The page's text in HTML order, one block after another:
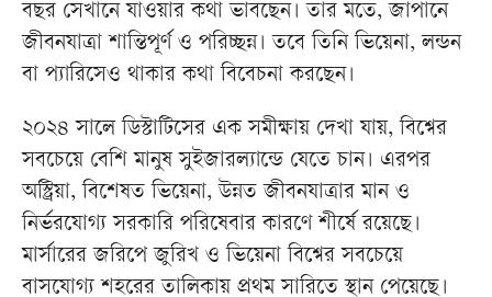
বছর সেখানে যাওয়ার কথা ভাবছেন। তার মতে, জাপানে
জীবনযাত্রা শান্তিপূর্ণ ও পরিচ্ছন্ন। তবে তিনি ভিয়েনা, লন্ডন
বা প্যারিসেও থাকার কথা বিবেচনা করছেন।
২০২৪ সালে ডিস্টাটিসের এক সমীক্ষায় দেখা যায়, বিশ্বের
সবচেয়ে বেশি মানুষ সুইজারল্যান্ডে যেতে চান। এরপর
অস্ট্রিয়া, বিশেষত ভিয়েনা, উন্নত জীবনযাত্রার মান ও
নির্ভরযোগ্য সরকারি পরিষেবার কারণে শীর্ষে রয়েছে।
মার্সারের জরিপে জুরিখ ও ভিয়েনা বিশ্বের সবচেয়ে
বাসযোগ্য শহরের তালিকায় প্রথম সারিতে স্থান পেয়েছে।